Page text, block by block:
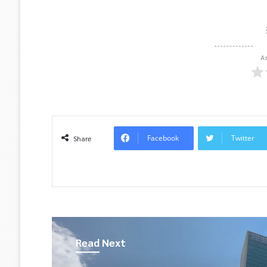
Share Facebook Twitter
Read Next